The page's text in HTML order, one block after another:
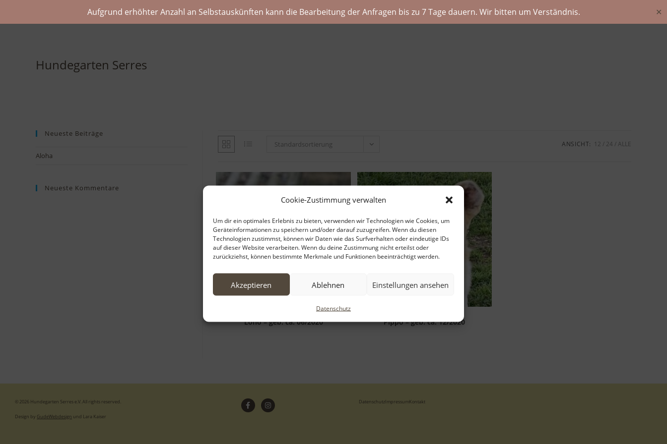
Aufgrund erhöhter Anzahl an Selbstauskünften kann die Bearbeitung der Anfragen bis zu 7 Tage dauern. Wir bitten um Verständnis. ✕
Cookie-Zustimmung verwalten
Um dir ein optimales Erlebnis zu bieten, verwenden wir Technologien wie Cookies, um
Geräteinformationen zu speichern und/oder darauf zuzugreifen. Wenn du diesen
Technologien zustimmst, können wir Daten wie das Surfverhalten oder eindeutige IDs
auf dieser Website verarbeiten. Wenn du deine Zustimmung nicht erteilst oder
zurückziehst, können bestimmte Merkmale und Funktionen beeinträchtigt werden.
Akzeptieren Ablehnen Einstellungen ansehen
Datenschutz
Hundegarten Serres
Standardsortierung ANSICHT: 12 24 ALLE
Lono – geb. ca. 06/2020 Pippo – geb. ca. 12/2020
Neueste Beiträge
Aloha
Neueste Kommentare
© 2026 Hundegarten Serres e.V. All rights reserved.
Design by GudeWebdesign und Lara Kaiser
DatenschutzImpressumKontakt